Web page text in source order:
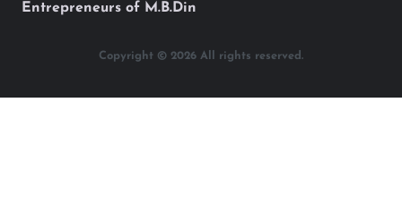
Entrepreneurs of M.B.Din
Copyright © 2026 All rights reserved.